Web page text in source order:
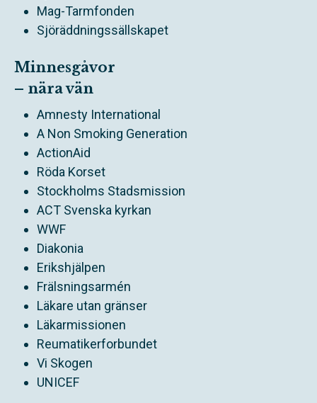
Mag-Tarmfonden
Sjöräddningssällskapet
Minnesgåvor
– nära vän
Amnesty International
A Non Smoking Generation
ActionAid
Röda Korset
Stockholms Stadsmission
ACT Svenska kyrkan
WWF
Diakonia
Erikshjälpen
Frälsningsarmén
Läkare utan gränser
Läkarmissionen
Reumatikerforbundet
Vi Skogen
UNICEF